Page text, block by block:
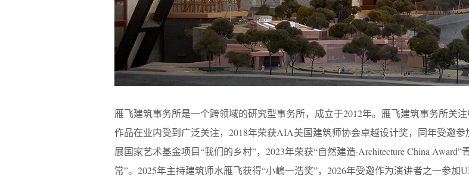
雁飞建筑事务所是一个跨领域的研究型事务所，成立于2012年。雁飞建筑事务所关
作品在业内受到广泛关注，2018年荣获AIA美国建筑师协会卓越设计奖，同年受邀
展国家艺术基金项目“我们的乡村”，2023年荣获“自然建造·Architecture China
常”。2025年主持建筑师水雁飞获得“小嶋一浩奖”，2026年受邀作为演讲者之一参加